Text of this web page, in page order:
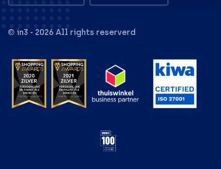
© in3 - 2026 All rights reserverd